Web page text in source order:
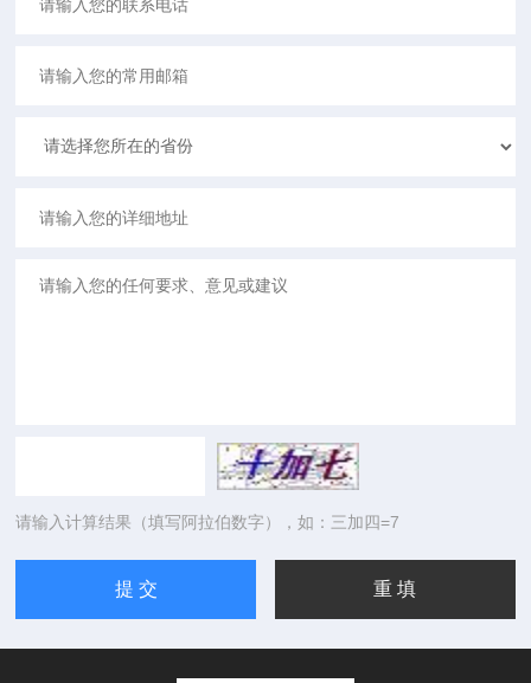
请输入计算结果（填写阿拉伯数字），如：三加四=7